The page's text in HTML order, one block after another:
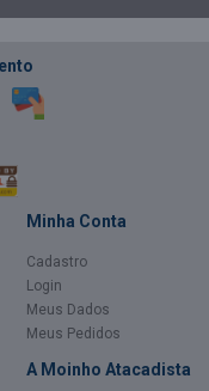
Minha Conta
Cadastro
Login
Meus Dados
Meus Pedidos
A Moinho Atacadista